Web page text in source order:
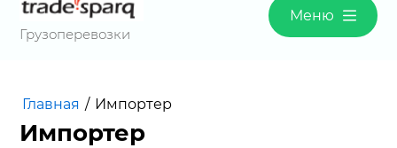
Грузоперевозки
Меню
Главная / Импортер
Импортер